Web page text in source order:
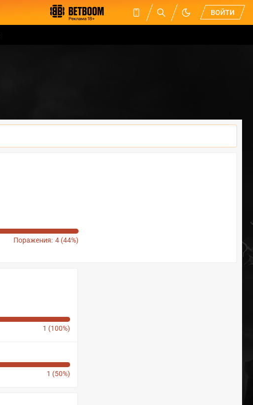
ВОЙТИ
Поражения: 4 (44%)
1 (100%)
1 (50%)